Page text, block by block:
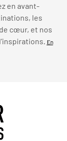
en avant-
les
cœur, et nos
En